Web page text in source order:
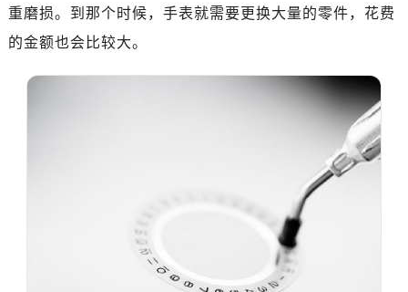
重磨损。到那个时候，手表就需要更换大量的零件，花费
的金额也会比较大。